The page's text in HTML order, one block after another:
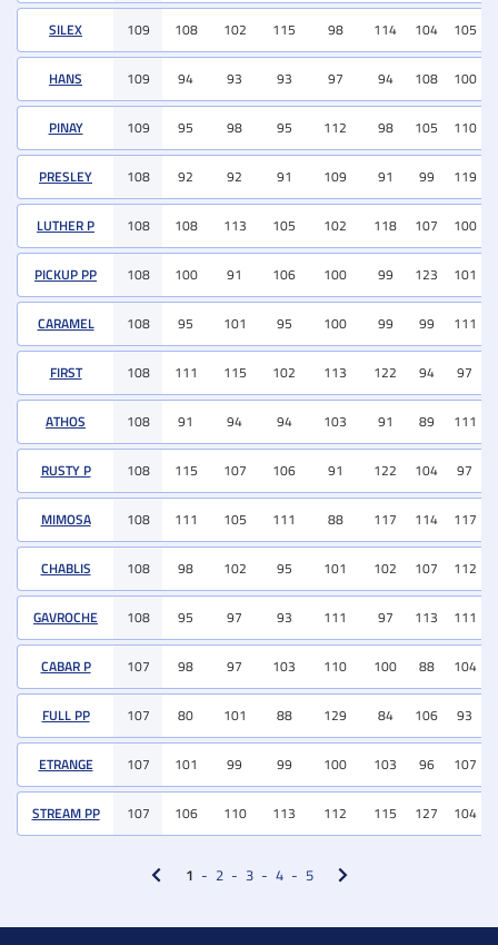
SILEX 109 108 102 115 98 114 104 105
HANS 109 94 93 93 97 94 108 100
PINAY 109 95 98 95 112 98 105 110
PRESLEY 108 92 92 91 109 91 99 119
LUTHER P 108 108 113 105 102 118 107 100
PICKUP PP 108 100 91 106 100 99 123 101
CARAMEL 108 95 101 95 100 99 99 111
FIRST 108 111 115 102 113 122 94 97
ATHOS 108 91 94 94 103 91 89 111
RUSTY P 108 115 107 106 91 122 104 97
MIMOSA 108 111 105 111 88 117 114 117
CHABLIS 108 98 102 95 101 102 107 112
GAVROCHE 108 95 97 93 111 97 113 111
CABAR P 107 98 97 103 110 100 88 104
FULL PP 107 80 101 88 129 84 106 93
ETRANGE 107 101 99 99 100 103 96 107
STREAM PP 107 106 110 113 112 115 127 104
1 2 3 4 5